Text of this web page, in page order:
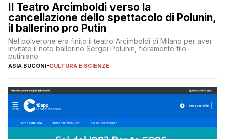
Il Teatro Arcimboldi verso la
cancellazione dello spettacolo di Polunin,
il ballerino pro Putin
Nel polverone era finito il teatro Arcimboldi di Milano per aver
invitato il noto ballerino Sergei Polunin, fieramente filo-
putiniano
ASIA BUCONI-CULTURA E SCIENZE